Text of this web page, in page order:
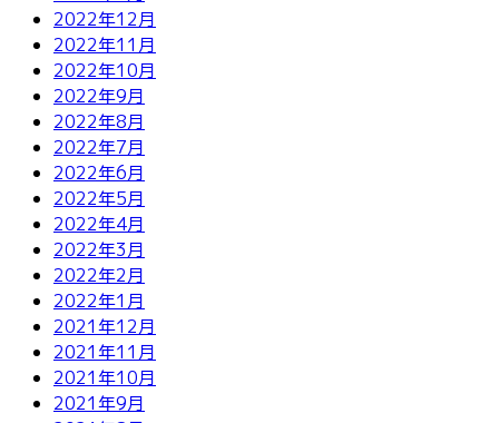
2022年12月
2022年11月
2022年10月
2022年9月
2022年8月
2022年7月
2022年6月
2022年5月
2022年4月
2022年3月
2022年2月
2022年1月
2021年12月
2021年11月
2021年10月
2021年9月